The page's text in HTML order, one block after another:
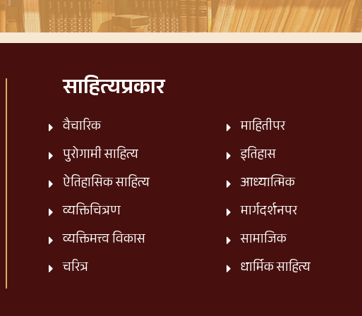
साहित्यप्रकार
वैचारिक
पुरोगामी साहित्य
ऐतिहासिक साहित्य
व्यक्तिचित्रण
व्यक्तिमत्त्व विकास
चरित्र
माहितीपर
इतिहास
आध्यात्मिक
मार्गदर्शनपर
सामाजिक
धार्मिक साहित्य